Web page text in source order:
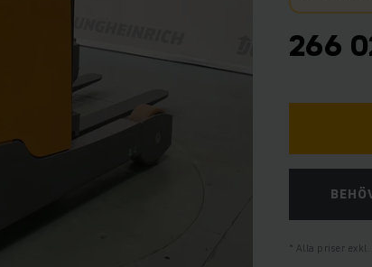
266
Alla priser